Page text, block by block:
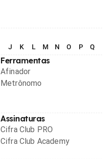
J K L M N O P Q
Ferramentas
Afinador
Metrônomo
Assinaturas
Cifra Club PRO
Cifra Club Academy